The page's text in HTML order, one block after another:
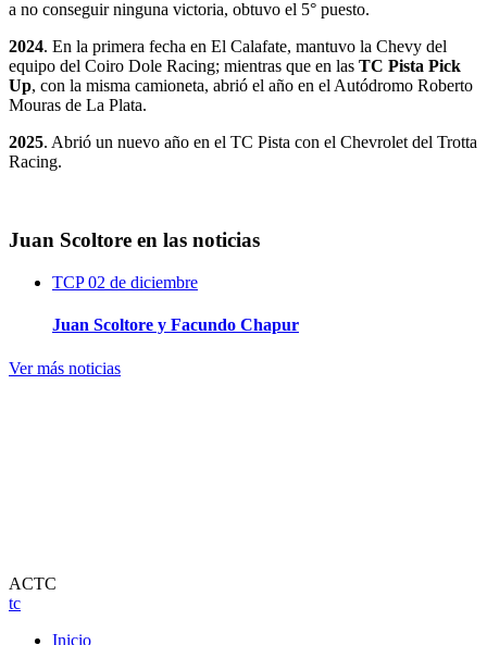
a no conseguir ninguna victoria, obtuvo el 5° puesto.
2024. En la primera fecha en El Calafate, mantuvo la Chevy del
equipo del Coiro Dole Racing; mientras que en las TC Pista Pick
Up, con la misma camioneta, abrió el año en el Autódromo Roberto
Mouras de La Plata.
2025. Abrió un nuevo año en el TC Pista con el Chevrolet del Trotta
Racing.
Juan Scoltore en las noticias
TCP02 de diciembre
Juan Scoltore y Facundo Chapur
Ver más noticias
ACTC
tc
Inicio